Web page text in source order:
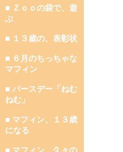
■ Ｚｏｏの袋で、遊
ぶ
■ １３歳の、表彰状
■ ６月のちっちゃな
マフィン
■ バースデー「ねむ
ねむ」
■ マフィン、１３歳
になる
■ マフィン、久々の